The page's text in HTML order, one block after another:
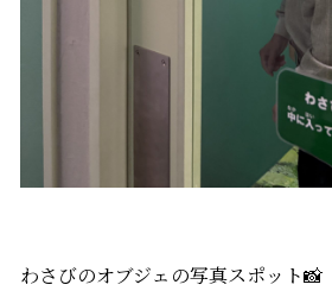
わさびのオブジェの写真スポット📸